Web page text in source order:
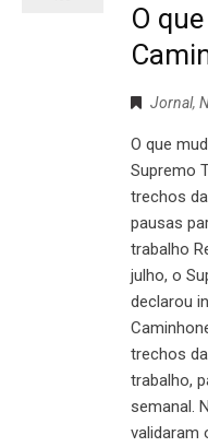
O
Jornal,
O que
Supremo
trechos
pausas
trabalho
julho, o
declarou
trechos
trabalho,
semanal.
validaram